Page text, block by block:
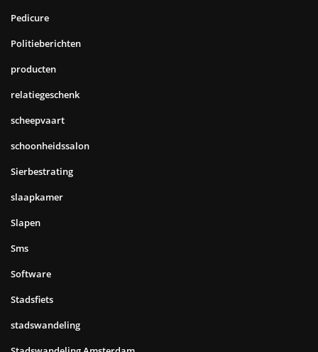
Pedicure
Politieberichten
producten
relatiegeschenk
scheepvaart
schoonheidssalon
Sierbestrating
slaapkamer
Slapen
Sms
Software
Stadsfiets
stadswandeling